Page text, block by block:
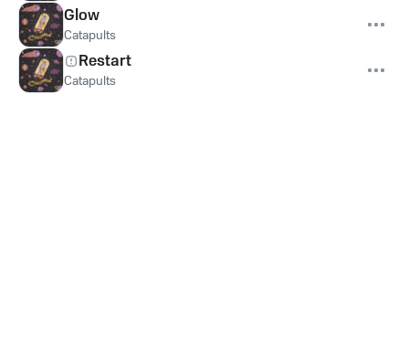
Glow
Catapults
Restart
Catapults